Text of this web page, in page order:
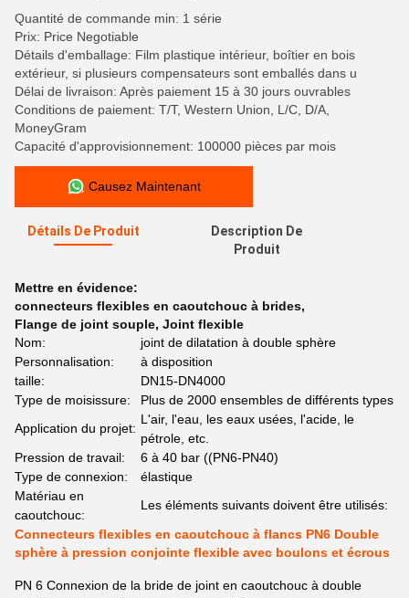
Quantité de commande min: 1 série
Prix: Price Negotiable
Détails d'emballage: Film plastique intérieur, boîtier en bois
extérieur, si plusieurs compensateurs sont emballés dans u
Délai de livraison: Après paiement 15 à 30 jours ouvrables
Conditions de paiement: T/T, Western Union, L/C, D/A,
MoneyGram
Capacité d'approvisionnement: 100000 pièces par mois
Causez Maintenant
Détails De Produit
Description De
Produit
Mettre en évidence:
connecteurs flexibles en caoutchouc à brides,
Flange de joint souple, Joint flexible
Nom:
joint de dilatation à double sphère
Personnalisation:
à disposition
taille:
DN15-DN4000
Type de moisissure:
Plus de 2000 ensembles de différents types
Application du projet:
L'air, l'eau, les eaux usées, l'acide, le
pétrole, etc.
Pression de travail:
6 à 40 bar ((PN6-PN40)
Type de connexion:
élastique
Matériau en
caoutchouc:
Les éléments suivants doivent être utilisés:
Connecteurs flexibles en caoutchouc à flancs PN6 Double
sphère à pression conjointe flexible avec boulons et écrous
PN 6 Connexion de la bride de joint en caoutchouc à double